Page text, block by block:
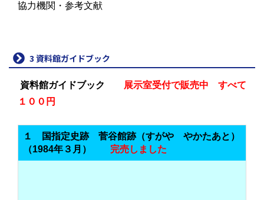
協力機関・参考文献
3 資料館ガイドブック
資料館ガイドブック 展示室受付で販売中
すべて
１００円
１ 国指定史跡 菅谷館跡（すがや やかたあと）
（1984年３月） 完売しました